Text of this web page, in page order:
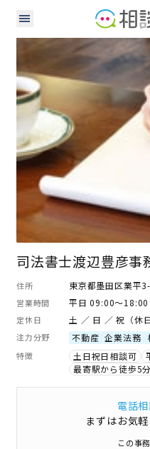
司法書士渡辺豊彦事
住所 東京都墨田区業平
営業時間 平日 09:00～18:00
定休日 土 ／ 日 ／ 祝（休
注力分野 不動産 企業法務
特徴 土日祝日相談可
最寄駅から徒歩5
電話
まずはお気
この事